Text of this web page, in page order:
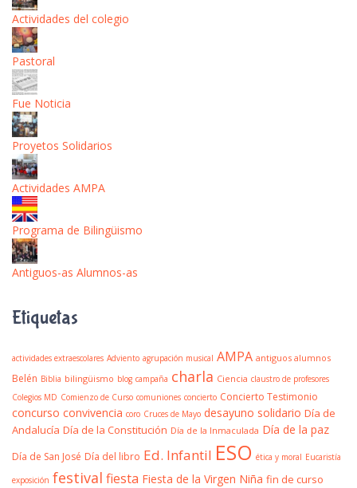
Actividades del colegio
Pastoral
Fue Noticia
Proyetos Solidarios
Actividades AMPA
Programa de Bilingüismo
Antiguos-as Alumnos-as
Etiquetas
actividades extraescolares Adviento agrupación musical AMPA antiguos alumnos
Belén Biblia bilingüismo blog campaña charla Ciencia claustro de profesores
Colegios MD Comienzo de Curso comuniones concierto Concierto Testimonio
concurso convivencia coro Cruces de Mayo desayuno solidario Día de
Andalucía Día de la Constitución Día de la Inmaculada Día de la paz
Día de San José Día del libro Ed. Infantil ESO ética y moral Eucaristía
exposición festival fiesta Fiesta de la Virgen Niña fin de curso